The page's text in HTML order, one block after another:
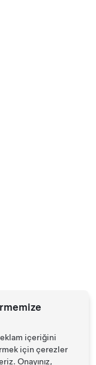
içeriğini
için çerezler
Onayınız,